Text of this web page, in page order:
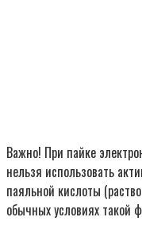
Важно! При пайке
нельзя использовать
паяльной кислоты
обычных условиях такой